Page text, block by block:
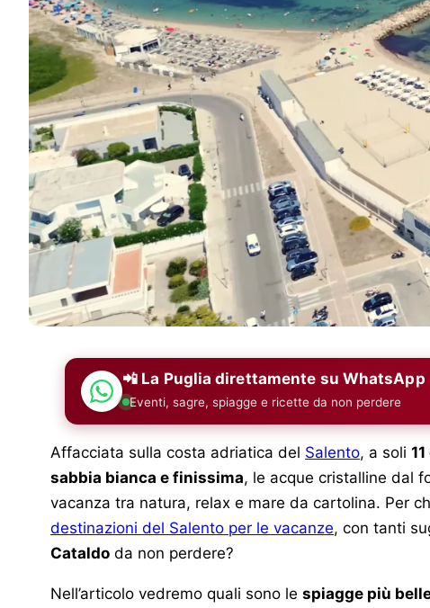
📲 La Puglia direttamente su WhatsApp
Eventi, sagre, spiagge e ricette da non perdere
Affacciata sulla costa adriatica del Salento, a soli
sabbia bianca e finissima, le acque cristalline dal
vacanza tra natura, relax e mare da cartolina. Per
destinazioni del Salento per le vacanze, con tanti
Cataldo da non perdere?
Nell’articolo vedremo quali sono le spiagge più